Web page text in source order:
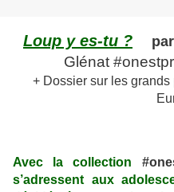
Loup y es-tu ? par
Glénat
+ Dossier sur les
Avec la collection
s’adressent aux